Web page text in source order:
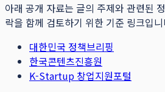
아래 공개 자료는 글의 주제와 관련된
락을 함께 검토하기 위한 기준 링크입
대한민국 정책브리핑
한국콘텐츠진흥원
K-Startup 창업지원포털